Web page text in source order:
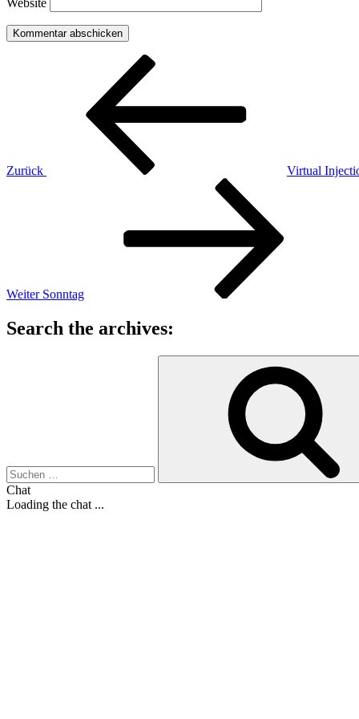
Website
Beitragsnavigation
Zurück
Virtual
Weiter Sonntag
Search the archives:
Chat
Loading the chat ...